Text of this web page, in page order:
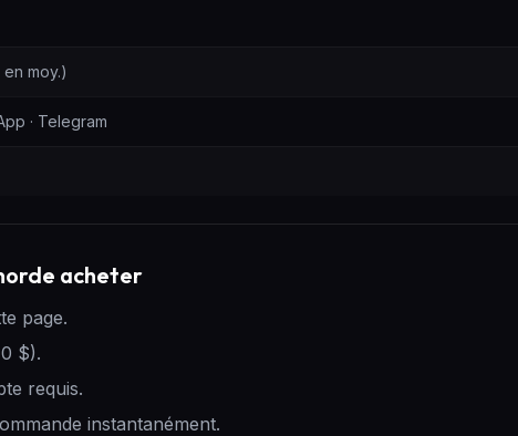
en moy.)
· Telegram
acheter
page.
$).
requis.
instantanément.